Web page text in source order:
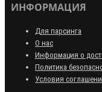
ИНФОРМАЦИЯ
Для парсинга
О нас
Информация о
Политика
Условия